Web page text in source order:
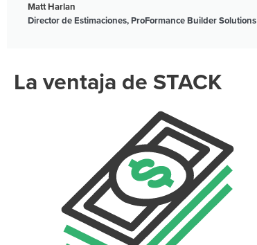
Matt Harlan
Director de Estimaciones, ProFormance Builder Solutions
La ventaja de STACK